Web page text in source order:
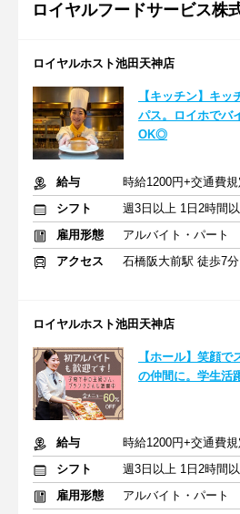
ロイヤルフードサービス株
ロイヤルホスト池田天神店
【キッチン】キ
パス。ロイホでバ
OK◎
給与
時給1200円+交通費
シフト
雇用形態
アルバイト・パート
アクセス
石橋阪大前駅 徒歩7分
ロイヤルホスト池田天神店
【ホール】笑顔
の仲間に。学生活
給与
時給1200円+交通費
シフト
雇用形態
アルバイト・パート